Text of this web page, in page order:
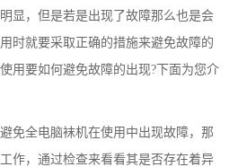
显，但是若是出现了故障那么也是会
时就要采取正确的措施来避免故障的
用要如何避免故障的出现?下面为您介
免全电脑袜机在使用中出现故障，那
作，通过检查来看看其是否存在着异